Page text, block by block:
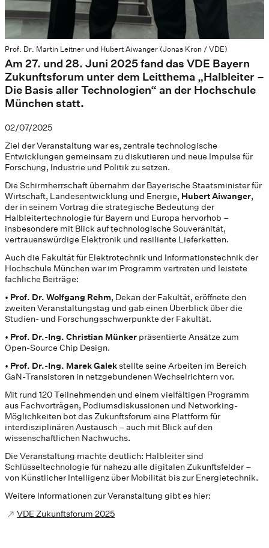
Prof. Dr. Martin Leitner und Hubert Aiwanger (Jonas Kron / VDE)
Am 27. und 28. Juni 2025 fand das VDE Bayern
Zukunftsforum unter dem Leitthema „Halbleiter –
Die Basis aller Technologien“ an der Hochschule
München statt.
02/07/2025
Ziel der Veranstaltung war es, zentrale technologische
Entwicklungen gemeinsam zu diskutieren und neue Impulse für
Forschung, Industrie und Politik zu setzen.
Die Schirmherrschaft übernahm der Bayerische Staatsminister für
Wirtschaft, Landesentwicklung und Energie, Hubert Aiwanger,
der in seinem Vortrag die strategische Bedeutung der
Halbleitertechnologie für Bayern und Europa hervorhob –
insbesondere mit Blick auf technologische Souveränität,
vertrauenswürdige Elektronik und resiliente Lieferketten.
Auch die Fakultät für Elektrotechnik und Informationstechnik der
Hochschule München war im Programm vertreten und leistete
fachliche Beiträge:
• Prof. Dr. Wolfgang Rehm, Dekan der Fakultät, eröffnete den
zweiten Veranstaltungstag und gab einen Überblick über die
Studien- und Forschungsschwerpunkte der Fakultät.
• Prof. Dr.-Ing. Christian Münker präsentierte Ansätze zum
Open-Source Chip Design.
• Prof. Dr.-Ing. Marek Galekstellte seine Arbeiten im Bereich
GaN-Transistoren in netzgebundenen Wechselrichtern vor.
Mit rund 120 Teilnehmenden und einem vielfältigen Programm
aus Fachvorträgen, Podiumsdiskussionen und Networking-
Möglichkeiten bot das Zukunftsforum eine Plattform für
interdisziplinären Austausch – auch mit Blick auf den
wissenschaftlichen Nachwuchs.
Die Veranstaltung machte deutlich: Halbleiter sind
Schlüsseltechnologie für nahezu alle digitalen Zukunftsfelder –
von Künstlicher Intelligenz über Mobilität bis zur Energietechnik.
Weitere Informationen zur Veranstaltung gibt es hier:
VDE Zukunftsforum 2025